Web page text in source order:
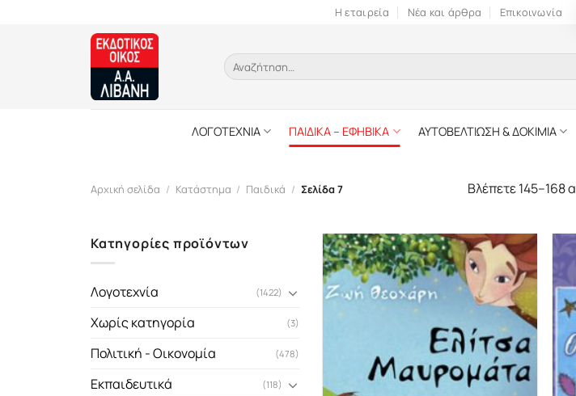
Η εταιρεία Νέα και άρθρα Επικοινωνία
Αναζήτηση
για:
ΛΟΓΟΤΕΧΝΙΑ ΠΑΙΔΙΚΑ – ΕΦΗΒΙΚΑ ΑΥΤΟΒΕΛΤΙΩΣΗ & ΔΟΚΙΜΙΑ
Αρχική σελίδα / Κατάστημα / Παιδικά / Σελίδα 7 Βλέπετε 145–168
Κατηγορίες προϊόντων
Λογοτεχνία (1422)
Χωρίς κατηγορία (3)
Πολιτική - Οικονομία (478)
Εκπαιδευτικά (118)